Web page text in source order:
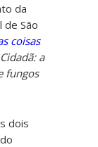
da
de São
coisas
a
fungos
dois